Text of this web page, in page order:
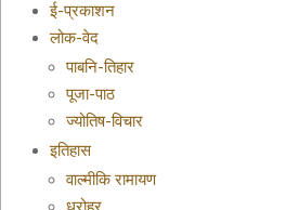
ई-प्रकाशन
लोक-वेद
पाबनि-तिहार
पूजा-पाठ
ज्योतिष-विचार
इतिहास
वाल्मीकि रामायण